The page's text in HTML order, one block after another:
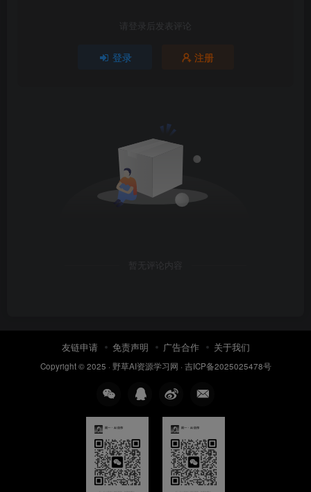
请登录后发表评论
登录 注册
暂无评论内容
友链申请 免责声明 广告合作 关于我们
Copyright © 2025 · 野草AI资源学习网 · 吉ICP备2025025478号